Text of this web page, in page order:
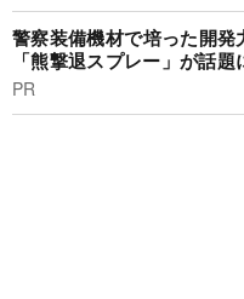
警察装備機材で培った開
「熊撃退スプレー」が話題
PR